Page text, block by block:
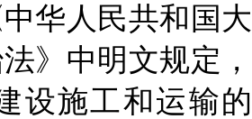
华人民共和国大
》中明文规定，
设施工和运输的